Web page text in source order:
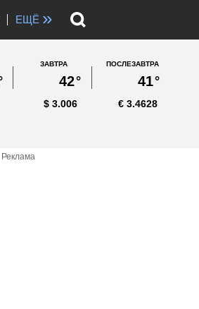
ЕЩЁ »
ЗАВТРА
42°
ПОСЛЕЗАВТРА
41°
3.006
$ 3.4628
€
Реклама